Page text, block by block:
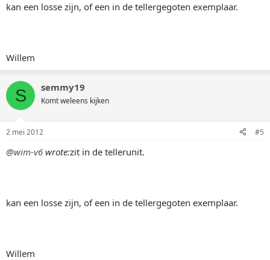
kan een losse zijn, of een in de tellergegoten exemplaar.
Willem
S semmy19
Komt weleens kijken
2 mei 2012 #5
@wim-v6 wrote:zit in de tellerunit.
kan een losse zijn, of een in de tellergegoten exemplaar.
Willem